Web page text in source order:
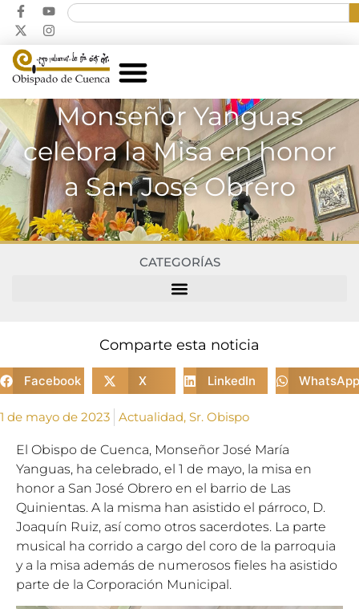
Monseñor Yanguas
celebra la Misa en honor
a San José Obrero
CATEGORÍAS
Comparte esta noticia
Facebook X LinkedIn WhatsApp
1 de mayo de 2023 Actualidad, Sr. Obispo
El Obispo de Cuenca, Monseñor José María
Yanguas, ha celebrado, el 1 de mayo, la misa en
honor a San José Obrero en el barrio de Las
Quinientas. A la misma han asistido el párroco, D.
Joaquín Ruiz, así como otros sacerdotes. La parte
musical ha corrido a cargo del coro de la parroquia
y a la misa además de numerosos fieles ha asistido
parte de la Corporación Municipal.